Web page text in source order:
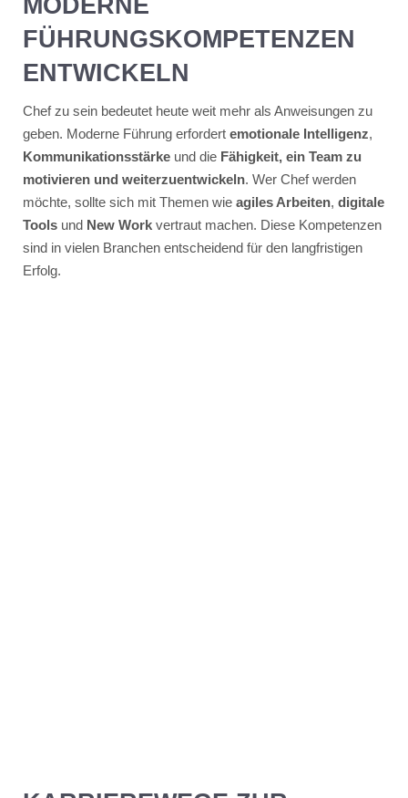
FÜHRUNGSKOMPETENZEN
ENTWICKELN
Chef zu sein bedeutet heute weit mehr als Anweisungen zu
geben. Moderne Führung erfordert emotionale Intelligenz,
Kommunikationsstärkeund die Fähigkeit, ein Team zu
motivieren und weiterzuentwickeln. Wer Chef werden
möchte, sollte sich mit Themen wie agiles Arbeiten, digitale
Toolsund New Workvertraut machen. Diese Kompetenzen
sind in vielen Branchen entscheidend für den langfristigen
Erfolg.